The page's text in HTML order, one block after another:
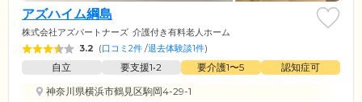
アズハイム綱島
株式会社アズパートナーズ 介護付き有料老人ホーム
3.2 (口コミ2件 /退去体験談1件)
自立 要支援1•2 要介護1〜5
認知症可
神奈川県横浜市鶴見区駒岡4-29-1